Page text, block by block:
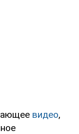
видео,